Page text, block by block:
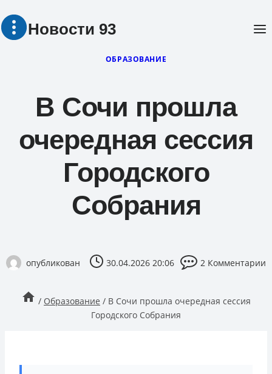
Перейти
Новости 93
ОБРАЗОВАНИЕ
В Сочи прошла
очередная сессия
Городского
Собрания
опубликован 30.04.2026 20:06 2 Комментарии
/ Образование / В Сочи прошла очередная сессия
Городского Собрания